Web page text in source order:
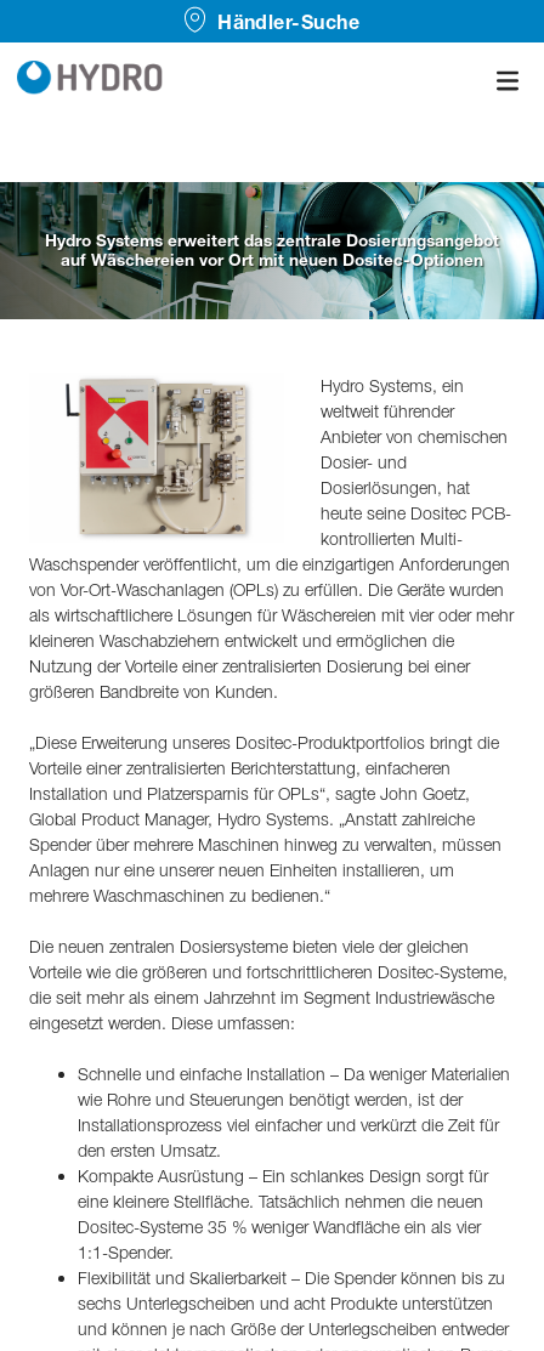
Händler-Suche
Hydro Systems erweitert das zentrale Dosierungsangebot
auf Wäschereien vor Ort mit neuen Dositec-Optionen
Hydro Systems, ein
weltweit führender
Anbieter von chemischen
Dosier- und
Dosierlösungen, hat
heute seine Dositec PCB-
kontrollierten Multi-
Waschspender veröffentlicht, um die einzigartigen Anforderungen
von Vor-Ort-Waschanlagen (OPLs) zu erfüllen. Die Geräte wurden
als wirtschaftlichere Lösungen für Wäschereien mit vier oder mehr
kleineren Waschabziehern entwickelt und ermöglichen die
Nutzung der Vorteile einer zentralisierten Dosierung bei einer
größeren Bandbreite von Kunden.
„Diese Erweiterung unseres Dositec-Produktportfolios bringt die
Vorteile einer zentralisierten Berichterstattung, einfacheren
Installation und Platzersparnis für OPLs“, sagte John Goetz,
Global Product Manager, Hydro Systems. „Anstatt zahlreiche
Spender über mehrere Maschinen hinweg zu verwalten, müssen
Anlagen nur eine unserer neuen Einheiten installieren, um
mehrere Waschmaschinen zu bedienen.“
Die neuen zentralen Dosiersysteme bieten viele der gleichen
Vorteile wie die größeren und fortschrittlicheren Dositec-Systeme,
die seit mehr als einem Jahrzehnt im Segment Industriewäsche
eingesetzt werden. Diese umfassen:
Schnelle und einfache Installation – Da weniger Materialien
wie Rohre und Steuerungen benötigt werden, ist der
Installationsprozess viel einfacher und verkürzt die Zeit für
den ersten Umsatz.
Kompakte Ausrüstung – Ein schlankes Design sorgt für
eine kleinere Stellfläche. Tatsächlich nehmen die neuen
Dositec-Systeme 35 % weniger Wandfläche ein als vier
1:1-Spender.
Flexibilität und Skalierbarkeit – Die Spender können bis zu
sechs Unterlegscheiben und acht Produkte unterstützen
und können je nach Größe der Unterlegscheiben entweder